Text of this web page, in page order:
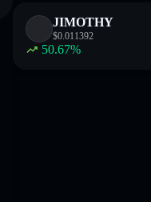
JIMOTHY
$0.011392
50.67%